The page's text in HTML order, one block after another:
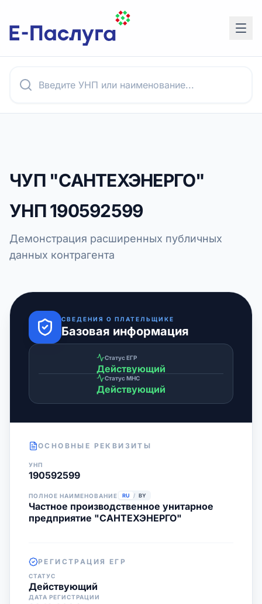
ЧУП "САНТЕХЭНЕРГО"
УНП190592599
Демонстрация расширенных публичных
данных контрагента
СВЕДЕНИЯ О ПЛАТЕЛЬЩИКЕ
Базовая информация
Статус ЕГР
Действующий
Статус МНС
Действующий
ОСНОВНЫЕ РЕКВИЗИТЫ
УНП
190592599
ПОЛНОЕ НАИМЕНОВАНИЕ RU / BY
Частное производственное унитарное
предприятие "САНТЕХЭНЕРГО"
РЕГИСТРАЦИЯ ЕГР
СТАТУС
Действующий
ДАТА РЕГИСТРАЦИИ